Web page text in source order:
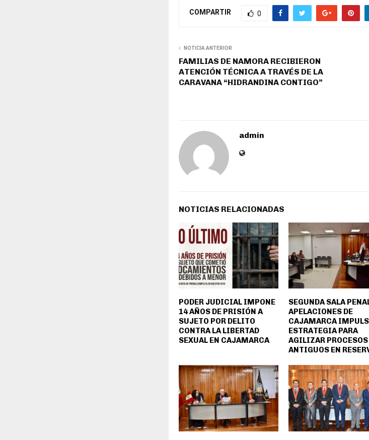
COMPARTIR 0
NOTICIA ANTERIOR
FAMILIAS DE NAMORA RECIBIERON
ATENCIÓN TÉCNICA A TRAVÉS DE LA
CARAVANA “HIDRANDINA CONTIGO”
admin
NOTICIAS RELACIONADAS
PODER JUDICIAL IMPONE
14 AÑOS DE PRISIÓN A
SUJETO POR DELITO
CONTRA LA LIBERTAD
SEXUAL EN CAJAMARCA
SEGUNDA SALA
APELACIONES DE
CAJAMARCA
ESTRATEGIA PARA
AGILIZAR PROCESOS
ANTIGUOS EN